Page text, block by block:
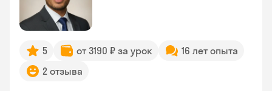
5 от 3190 ₽ за урок
16 лет опыта
2 отзыва